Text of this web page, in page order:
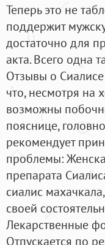
Теперь это не
поддержит
достаточно для
акта. Всего одна
Отзывы о
что, несмотря на
возможны
пояснице,
рекомендует
проблемы:
препарата
сиалис
своей
Лекарственные
Отпускается по